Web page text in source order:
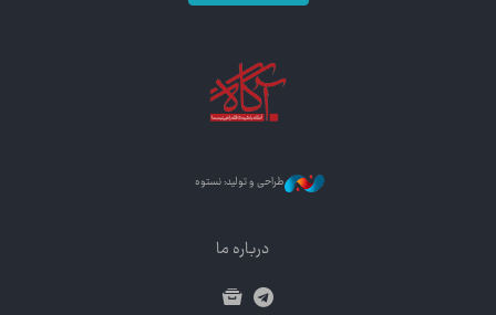
طراحی و تولید: نستوه
درباره ما